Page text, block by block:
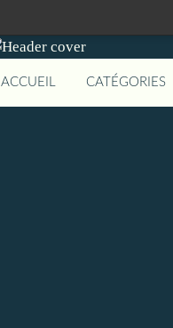
ACCUEIL CATÉGORIES